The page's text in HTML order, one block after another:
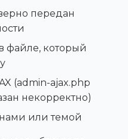
передан
файле, который
(admin-ajax.php
некорректно)
или темой